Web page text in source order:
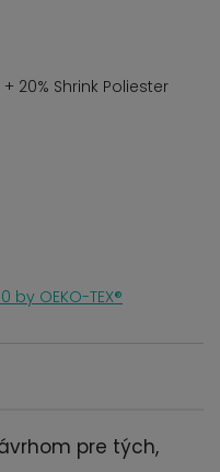
20% Shrink Poliester
by OEKO-TEX®
pre tých,